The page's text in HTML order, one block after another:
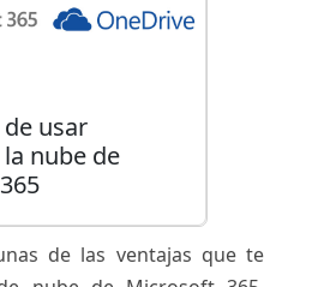
usar
nube de
de las ventajas que te